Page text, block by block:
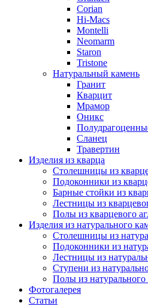
Corian
Hi-Macs
Montelli
Neomarm
Staron
Tristone
Натуральный камень
Гранит
Кварцит
Мрамор
Оникс
Сланец
Травертин
Изделия из кварца
Столешницы из
Подоконники из
Барные стойки из
Лестницы из
Полы из кварцевого
Изделия из натурального
Столешницы из
Подоконники из
Лестницы из
Ступени из
Полы из натурального
Фотогалерея
Статьи